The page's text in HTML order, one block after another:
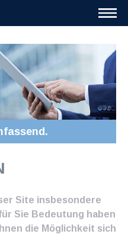
Site insbesondere
Sie Bedeutung haben
die Möglichkeit sich